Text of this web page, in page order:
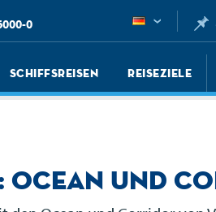
0
Schiffsreisen Reiseziele
Ocean und